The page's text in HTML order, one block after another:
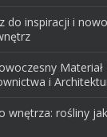
do inspiracji i
Materiał
i
wnętrza: rośliny